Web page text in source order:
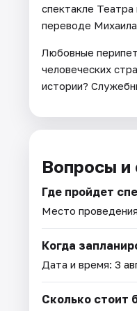
спектакле
переводе
Любовные
человеческих
истории?
Вопросы и
Где пройдет
Место
Когда
Дата и время: 3
Сколько стоит